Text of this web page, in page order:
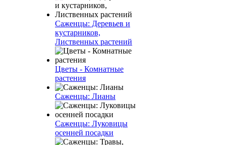
Саженцы: Деревьев и
кустарников,
Лиственных растений
Цветы - Комнатные
растения
Саженцы: Лианы
Саженцы: Луковицы
осенней посадки